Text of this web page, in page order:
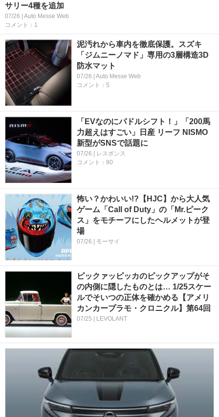
サリー4種を追加
07/26 | Auto Messe Web
コメント：1
泥汚れから車内を徹底保護。スズキ
「ジムニーノマド」専用の3層構造3D
防水マット
07/26 | Auto Messe Web
コメント：5
「EVなのにパドルシフト！」「200馬
力超えはすごい」日産 リーフ NISMO
新型がSNSで話題に
07/26 | レスポンス
コメント：80
怖い？かわいい!?【HJC】から大人気
ゲーム「Call of Duty」の「Mr.ピーク
ス」をモチーフにしたヘルメットが登
場
07/26 | モーサイ
ピックァッピッカのピックアップがそ
の内側に隠したものとは… 1/25スケー
ルでそいつの正体を確かめる【アメリ
カンカープラモ・クロニクル】第64回
07/25 | LEVOLANT